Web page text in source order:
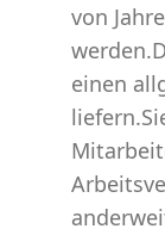
von
einen